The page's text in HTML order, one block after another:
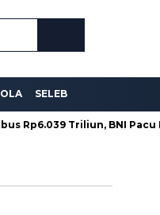
SELEB
Rp6.039 Triliun, BNI Pacu